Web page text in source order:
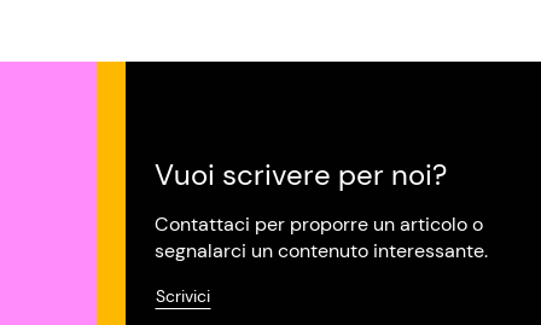
Vuoi scrivere per noi?
Contattaci per proporre un articolo o
segnalarci un contenuto interessante.
Scrivici